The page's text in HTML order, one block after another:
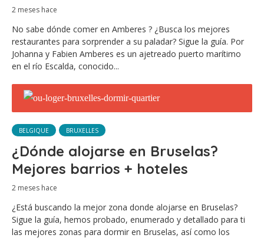
2 meses hace
No sabe dónde comer en Amberes ? ¿Busca los mejores
restaurantes para sorprender a su paladar? Sigue la guía. Por
Johanna y Fabien Amberes es un ajetreado puerto marítimo
en el río Escalda, conocido...
BELGIQUE BRUXELLES
¿Dónde alojarse en Bruselas?
Mejores barrios + hoteles
2 meses hace
¿Está buscando la mejor zona donde alojarse en Bruselas?
Sigue la guía, hemos probado, enumerado y detallado para ti
las mejores zonas para dormir en Bruselas, así como los